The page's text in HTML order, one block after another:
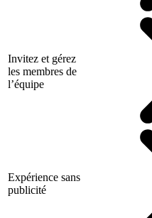
Invitez et gérez
les membres de
l’équipe
Expérience sans
publicité